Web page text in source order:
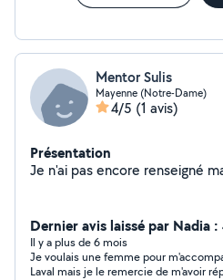
Mentor Sulis
Mayenne (Notre-Dame)
4/5 (1 avis)
Présentation
Dernier avis laissé par Nadia
Il y a plus de 6 mois
Je voulais une femme pour
Laval mais je le remercie de m'avoir